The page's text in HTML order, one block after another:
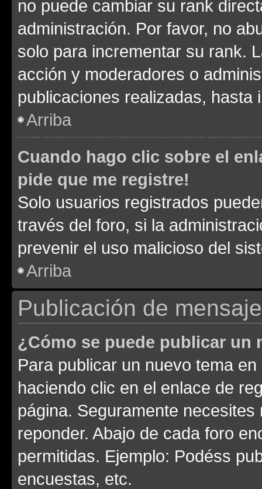
no puede cambiar su rank
administración. Por favor, no
solo para incrementar su rank.
acción y moderadores o
publicaciones realizadas, hasta
Arriba
Cuando hago clic sobre el
pide que me registre!
Solo usuarios registrados
través del foro, si la
prevenir el uso malicioso del
Arriba
Publicación de
¿Cómo se puede publicar un
Para publicar un nuevo tema
haciendo clic en el enlace de
página. Seguramente
reponder. Abajo de cada foro
permitidas. Ejemplo: Podéss
encuestas, etc.